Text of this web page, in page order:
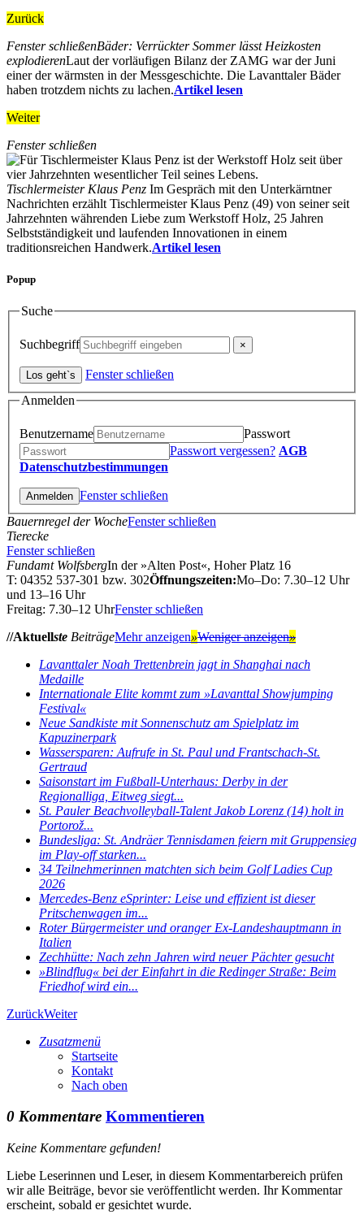
Zurück
Fenster schließenBäder: Verrückter Sommer lässt Heizkosten
explodierenLaut der vorläufigen Bilanz der ZAMG war der Juni
einer der wärmsten in der Messgeschichte. Die Lavanttaler Bäder
haben trotzdem nichts zu lachen.Artikel lesen
Weiter
Fenster schließen
Tischlermeister Klaus Penz Im Gespräch mit den Unterkärntner
Nachrichten erzählt Tischlermeister Klaus Penz (49) von seiner seit
Jahrzehnten währenden Liebe zum Werkstoff Holz, 25 Jahren
Selbstständigkeit und laufenden Innovationen in einem
traditionsreichen Handwerk.Artikel lesen
Popup
Suche
Suchbegriff
Fenster schließen
Anmelden
Benutzername
Passwort
Passwort vergessen? AGB
Datenschutzbestimmungen
Fenster schließen
Bauernregel der WocheFenster schließen
Tierecke
Fenster schließen
Fundamt WolfsbergIn der »Alten Post«, Hoher Platz 16
T: 04352 537-301 bzw. 302Öffnungszeiten:Mo–Do: 7.30–12 Uhr
und 13–16 Uhr
Freitag: 7.30–12 UhrFenster schließen
//Aktuellste BeiträgeMehr anzeigen»Weniger anzeigen»
Lavanttaler Noah Trettenbrein jagt in Shanghai nach
Medaille
Internationale Elite kommt zum »Lavanttal Showjumping
Festival«
Neue Sandkiste mit Sonnenschutz am Spielplatz im
Kapuzinerpark
Wassersparen: Aufrufe in St. Paul und Frantschach-St.
Gertraud
Saisonstart im Fußball-Unterhaus: Derby in der
Regionalliga, Eitweg siegt...
St. Pauler Beachvolleyball-Talent Jakob Lorenz (14) holt in
Portorož...
Bundesliga: St. Andräer Tennisdamen feiern mit Gruppensieg
im Play-off starken...
34 Teilnehmerinnen matchten sich beim Golf Ladies Cup
2026
Mercedes-Benz eSprinter: Leise und effizient ist dieser
Pritschenwagen im...
Roter Bürgermeister und oranger Ex-Landeshauptmann in
Italien
Zechhütte: Nach zehn Jahren wird neuer Pächter gesucht
»Blindflug« bei der Einfahrt in die Redinger Straße: Beim
Friedhof wird ein...
ZurückWeiter
Zusatzmenü
Startseite
Kontakt
Nach oben
0 Kommentare Kommentieren
Keine Kommentare gefunden!
Liebe Leserinnen und Leser, in diesem Kommentarbereich prüfen
wir alle Beiträge, bevor sie veröffentlicht werden. Ihr Kommentar
erscheint, sobald er gesichtet wurde.